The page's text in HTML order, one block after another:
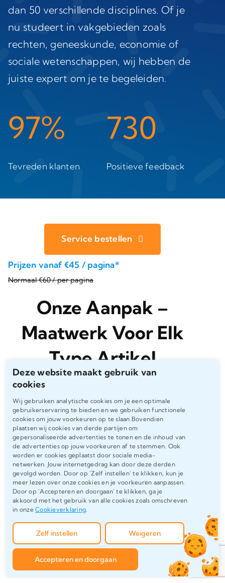
Deze website maakt gebruik van
cookies
Wij gebruiken analytische cookies om je een optimale
gebruikerservaring te bieden en we gebruiken functionele
cookies om jouw voorkeuren op te slaan.Bovendien
plaatsen wij cookies van derde partijen om
gepersonaliseerde advertenties te tonen en de inhoud van
de advertenties op jouw voorkeuren af te stemmen. Ook
worden er cookies geplaatst door sociale media-
netwerken. Jouw internetgedrag kan door deze derden
gevolgd worden. Door op 'Zelf instellen' te klikken, kun je
meer lezen over onze cookies en je voorkeuren aanpassen.
Door op 'Accepteren en doorgaan' te klikken, ga je
akkoord met het gebruik van alle cookies zoals omschreven
in onzeCookieverklaring.
Zelf instellen Weigeren
Accepteren en doorgaan
dan 50 verschillende disciplines. Of je
nu studeert in vakgebieden zoals
rechten, geneeskunde, economie of
sociale wetenschappen, wij hebben de
juiste expert om je te begeleiden.
97%
Tevreden klanten
730
Positieve feedback
Service bestellen
Prijzen vanaf €45 / pagina*
Normaal €60 / per pagina
Onze Aanpak –
Maatwerk Voor Elk
Type Artikel
Elk artikel heeft zijn eigen doel, doelgroep en
stijl, daarom bieden wij op maat geschreven
artikelen die perfect aansluiten bij jouw
wensen. Daarom hanteren wij een flexibele
en op maat gemaakte aanpak, afgestemd op
academische eisen, journalistieke principes of
zakelijke doelstellingen. Of je nu een
wetenschappelijk paper, een journalistiek stuk
hebt, wij zorgen voor een perfect
eindresultaat.